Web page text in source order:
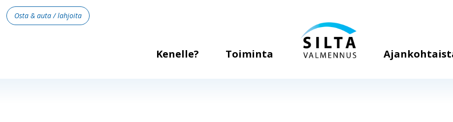
Kenelle? Toiminta
Osta & auta / lahjoita